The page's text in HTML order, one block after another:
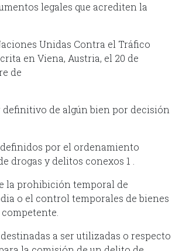
legales que acrediten la
Unidas Contra el Tráfico
en Viena, Austria, el 20 de
de
de algún bien por decisión
definidos por el ordenamiento
y delitos conexos 1 .
la prohibición temporal de
o el control temporales de bienes
autoridad competente.
a ser utilizadas o respecto